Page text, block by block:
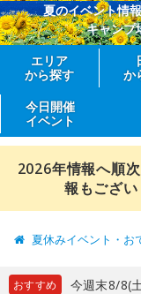
夏のイベント情
キャンプ
エリア
から探す
か
今日開催
イベント
2026年情報へ順
報もござい
夏休みイベント・お
おすすめ
今週末8/8(